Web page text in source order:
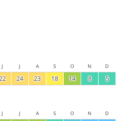
J J A S O N D
24 23 18 14 8 5
J J A S O N D